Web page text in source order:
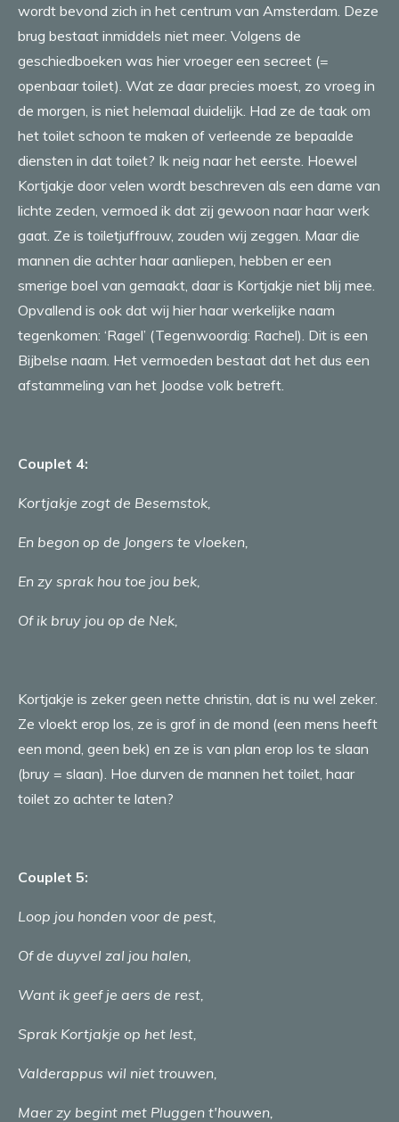
wordt bevond zich in het centrum van Amsterdam. Deze
brug bestaat inmiddels niet meer. Volgens de
geschiedboeken was hier vroeger een secreet (=
openbaar toilet). Wat ze daar precies moest, zo vroeg in
de morgen, is niet helemaal duidelijk. Had ze de taak om
het toilet schoon te maken of verleende ze bepaalde
diensten in dat toilet? Ik neig naar het eerste. Hoewel
Kortjakje door velen wordt beschreven als een dame van
lichte zeden, vermoed ik dat zij gewoon naar haar werk
gaat. Ze is toiletjuffrouw, zouden wij zeggen. Maar die
mannen die achter haar aanliepen, hebben er een
smerige boel van gemaakt, daar is Kortjakje niet blij mee.
Opvallend is ook dat wij hier haar werkelijke naam
tegenkomen: ‘Ragel’ (Tegenwoordig: Rachel). Dit is een
Bijbelse naam. Het vermoeden bestaat dat het dus een
afstammeling van het Joodse volk betreft.
Couplet 4:
Kortjakje zogt de Besemstok,
En begon op de Jongers te vloeken,
En zy sprak hou toe jou bek,
Of ik bruy jou op de Nek,
Kortjakje is zeker geen nette christin, dat is nu wel zeker.
Ze vloekt erop los, ze is grof in de mond (een mens heeft
een mond, geen bek) en ze is van plan erop los te slaan
(bruy = slaan). Hoe durven de mannen het toilet, haar
toilet zo achter te laten?
Couplet 5:
Loop jou honden voor de pest,
Of de duyvel zal jou halen,
Want ik geef je aers de rest,
Sprak Kortjakje op het lest,
Valderappus wil niet trouwen,
Maer zy begint met Pluggen t'houwen,